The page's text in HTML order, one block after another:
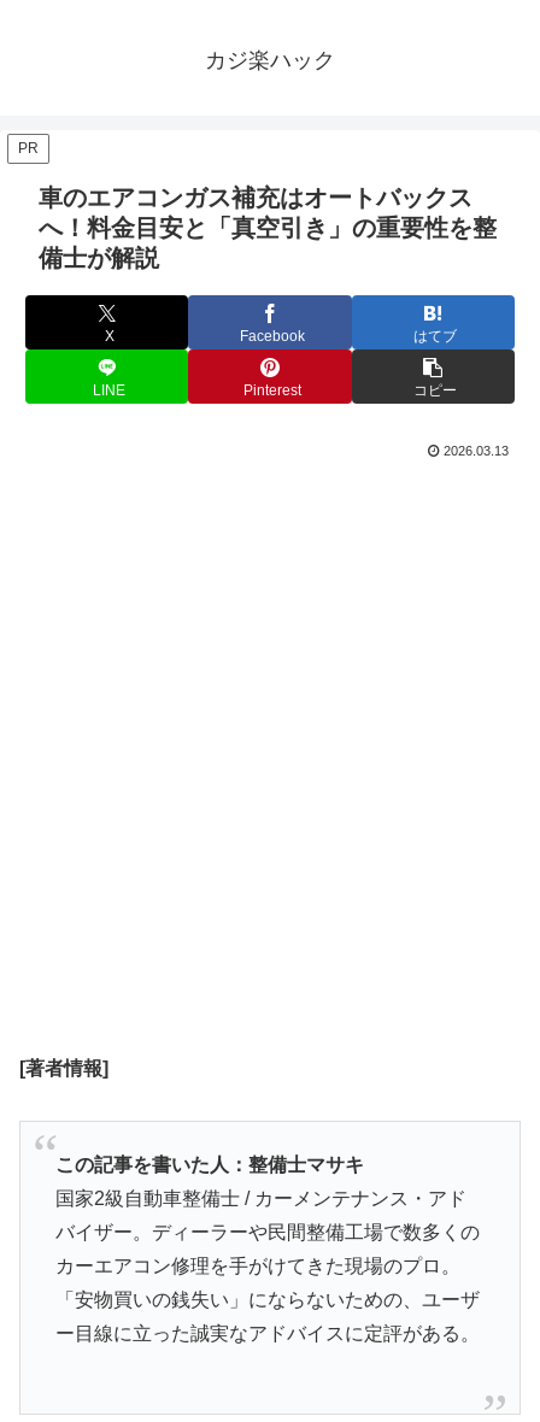
カジ楽ハック
PR
車のエアコンガス補充はオートバックス
へ！料金目安と「真空引き」の重要性を整
備士が解説
X Facebook はてブ
LINE Pinterest コピー
2026.03.13
[著者情報]
この記事を書いた人：整備士マサキ
国家2級自動車整備士 / カーメンテナンス・アド
バイザー。ディーラーや民間整備工場で数多くの
カーエアコン修理を手がけてきた現場のプロ。
「安物買いの銭失い」にならないための、ユーザ
ー目線に立った誠実なアドバイスに定評がある。